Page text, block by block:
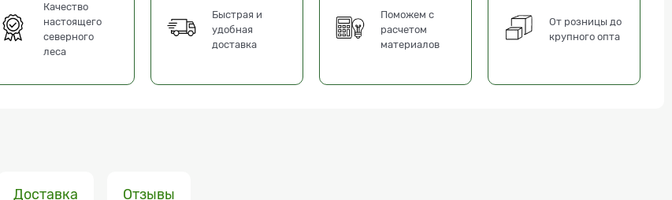
Качество
настоящего
северного
леса
Быстрая и
удобная
доставка
Поможем с
расчетом
материалов
От розницы до
крупного опта
Доставка Отзывы